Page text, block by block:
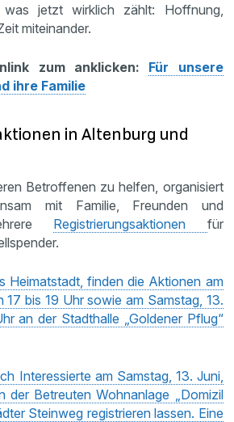
jetzt wirklich zählt: Hoffnung,
miteinander.
zum anklicken: Für unsere
ihre Familie
in Altenburg und
Betroffenen zu helfen, organisiert
mit Familie, Freunden und
Registrierungsaktionen für
Heimatstadt, finden die Aktionen am
17 bis 19 Uhr sowie am Samstag, 13.
an der Stadthalle „Goldener Pflug“
Interessierte am Samstag, 13. Juni,
der Betreuten Wohnanlage „Domizil
Steinweg registrieren lassen. Eine